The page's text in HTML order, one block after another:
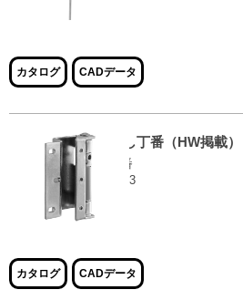
カタログ CADデータ
大きな画像で見る
隠し丁番（HW掲載）
品番
EH-3
カタログ CADデータ